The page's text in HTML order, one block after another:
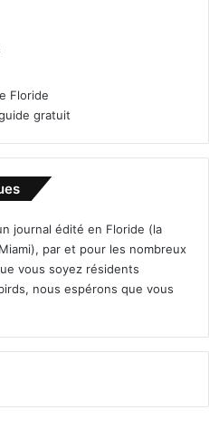
Floride
gratuit
journal édité en Floride (la
par et pour les nombreux
vous soyez résidents
nous espérons que vous